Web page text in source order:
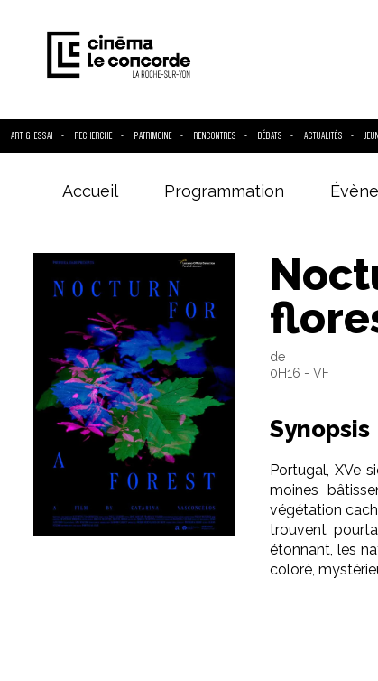
ART & ESSAI RECHERCHE PATRIMOINE RENCONTRES DÉBATS ACTUALITÉS
Accueil Programmation
de
0H16 - VF
Synopsis
Portugal, XVe
moines
végétation
trouvent
étonnant, les
coloré,